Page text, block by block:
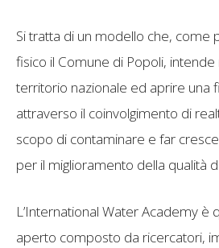
Si tratta di un modello che, come
fisico il Comune di Popoli, intende
territorio nazionale ed aprire una
attraverso il coinvolgimento di
scopo di contaminare e far
per il miglioramento della qualità
L’International Water Academy è
aperto composto da ricercatori,